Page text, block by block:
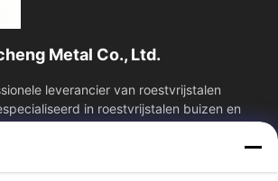
Metal Co., Ltd.
leverancier van roestvrijstalen
in roestvrijstalen buizen en